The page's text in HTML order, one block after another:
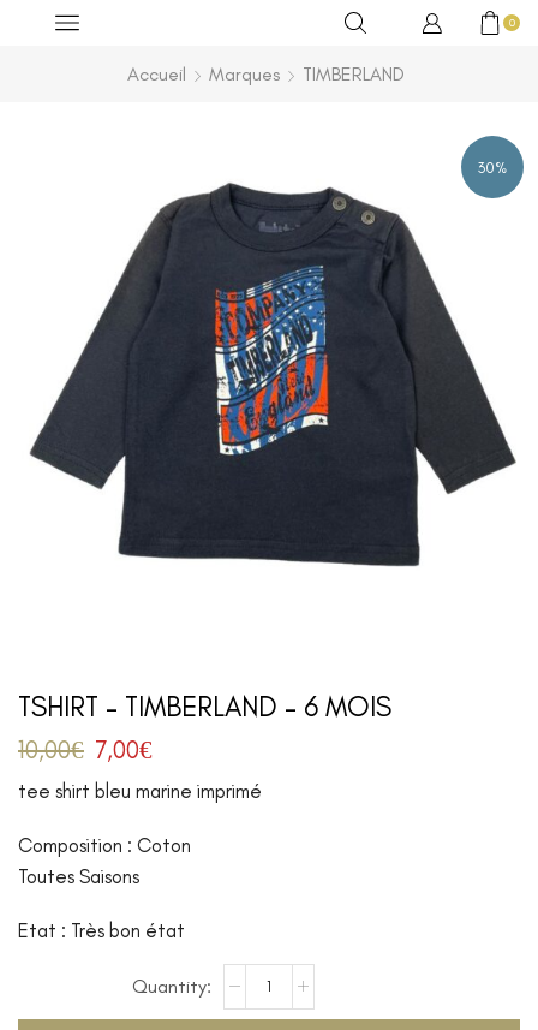
0
Accueil Marques TIMBERLAND
30%
TSHIRT – TIMBERLAND – 6 MOIS
10,00€ 7,00€
tee shirt bleu marine imprimé
Composition : Coton
Toutes Saisons
Etat : Très bon état